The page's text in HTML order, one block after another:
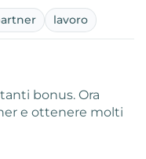
lavoro
bonus. Ora
e ottenere molti